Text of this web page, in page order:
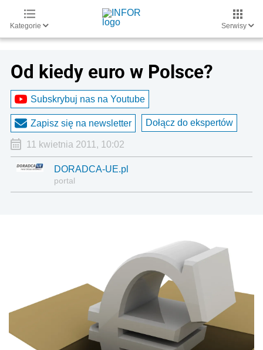
Kategorie Serwisy
Od kiedy euro w Polsce?
Subskrybuj nas na Youtube
Zapisz się na newsletter Dołącz do ekspertów
11 kwietnia 2011, 10:02
DORADCA-UE.pl
portal